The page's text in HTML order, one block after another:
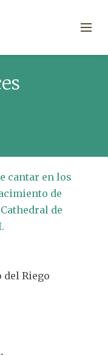
cantar en los
de
de
del Riego